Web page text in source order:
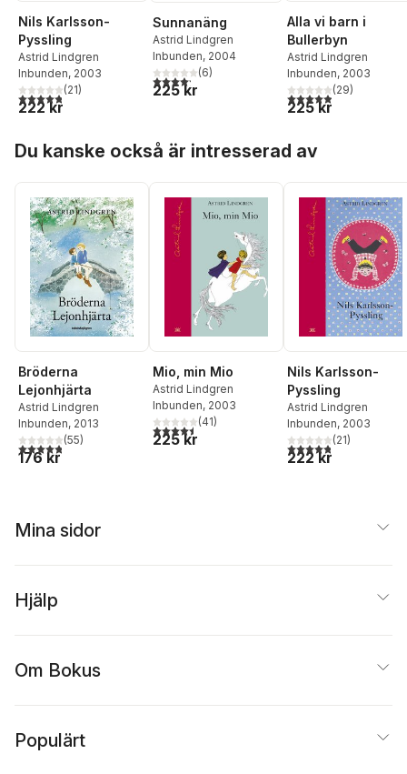
Nils Karlsson-
Pyssling
Astrid Lindgren
Inbunden, 2003
4,8utav 5 stjärnor. Totalt antal röster:
(21)
222 kr
Sunnanäng
Astrid Lindgren
Inbunden, 2004
4,2utav 5 stjärnor. Totalt antal röster:
(6)
225 kr
Alla vi barn i
Bullerbyn
Astrid Lindgren
Inbunden, 2003
4,9utav 5 stjärnor.
(29)
225 kr
Du kanske också är intresserad av
Bröderna
Lejonhjärta
Astrid Lindgren
Inbunden, 2013
4,8utav 5 stjärnor. Totalt antal röster:
(55)
176 kr
Mio, min Mio
Astrid Lindgren
Inbunden, 2003
4,5utav 5 stjärnor. Totalt antal röster:
(41)
225 kr
Nils Karlsson-
Pyssling
Astrid Lindgren
Inbunden, 2003
4,8utav 5 stjärnor.
(21)
222 kr
Mina sidor
Hjälp
Om Bokus
Populärt